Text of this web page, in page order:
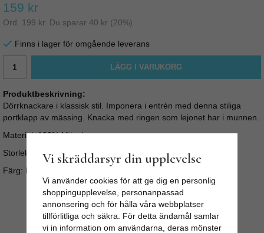
159 kr
Ord. 199 kr . Du sparar 40 kr (20%)
Finns i lager för omgående leverans
LÄGG I VARUKORG
Produktbeskrivning:
Dörrknackare i klassisk stil. Imponera i entrén med denna stiliga
portklapp av mässing. Knacka med ringen som lejonet har i munnen.
Material: 100% Mässing
Storlek: 14 cm x 9 cm
Färg: Mässing/guld
Vi skräddarsyr din upplevelse
Vi använder cookies för att ge dig en personlig
shoppingupplevelse, personanpassad
annonsering och för hålla våra webbplatser
tillförlitliga och säkra. För detta ändamål samlar
vi in information om användarna, deras mönster